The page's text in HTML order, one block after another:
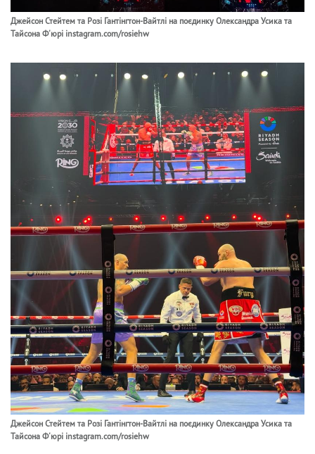
Джейсон Стейтем та Розі Гантінгтон-Вайтлі на поєдинку Олександра Усика та
Тайсона Ф'юрі instagram.com/rosiehw
Джейсон Стейтем та Розі Гантінгтон-Вайтлі на поєдинку Олександра Усика та
Тайсона Ф'юрі instagram.com/rosiehw